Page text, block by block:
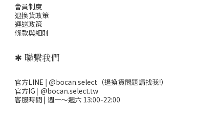
會員制度
退換貨政策
運送政策
條款與細則
✱ 聯繫我們
官方LINE | @bocan.select（退換貨問題請找我!）
官方IG | @bocan.select.tw
客服時間 | 週一～週六 13:00-22:00